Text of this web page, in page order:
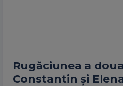
Rugăciunea a
Constantin și